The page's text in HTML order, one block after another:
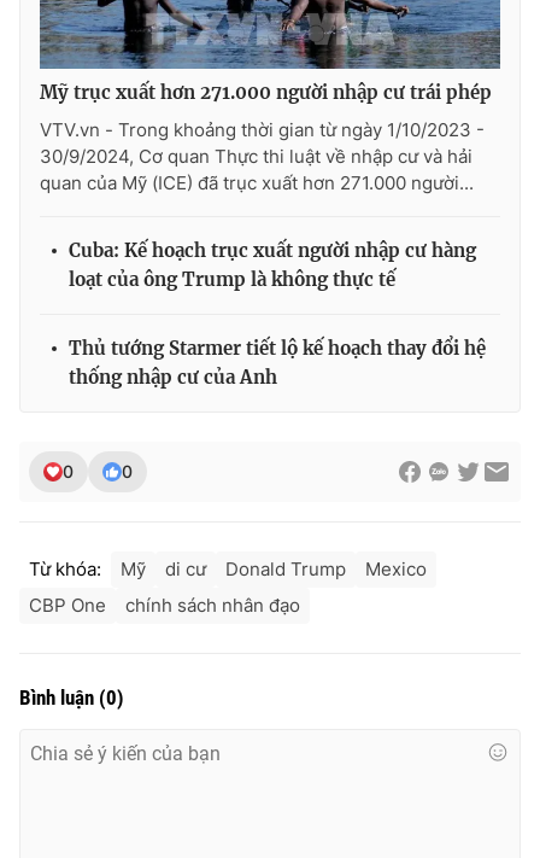
Mỹ trục xuất hơn 271.000 người nhập cư trái phép
VTV.vn - Trong khoảng thời gian từ ngày 1/10/2023 -
30/9/2024, Cơ quan Thực thi luật về nhập cư và hải
quan của Mỹ (ICE) đã trục xuất hơn 271.000 người...
Cuba: Kế hoạch trục xuất người nhập cư hàng
loạt của ông Trump là không thực tế
Thủ tướng Starmer tiết lộ kế hoạch thay đổi hệ
thống nhập cư của Anh
0 0
Từ khóa: Mỹ di cư Donald Trump
Mexico
CBP One
chính sách nhân đạo
Bình luận (0)